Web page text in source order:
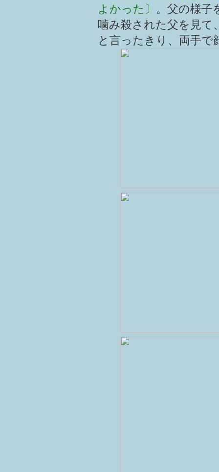
よかった〕 。父の様子
噛み殺された父を見
と言ったきり、両手で